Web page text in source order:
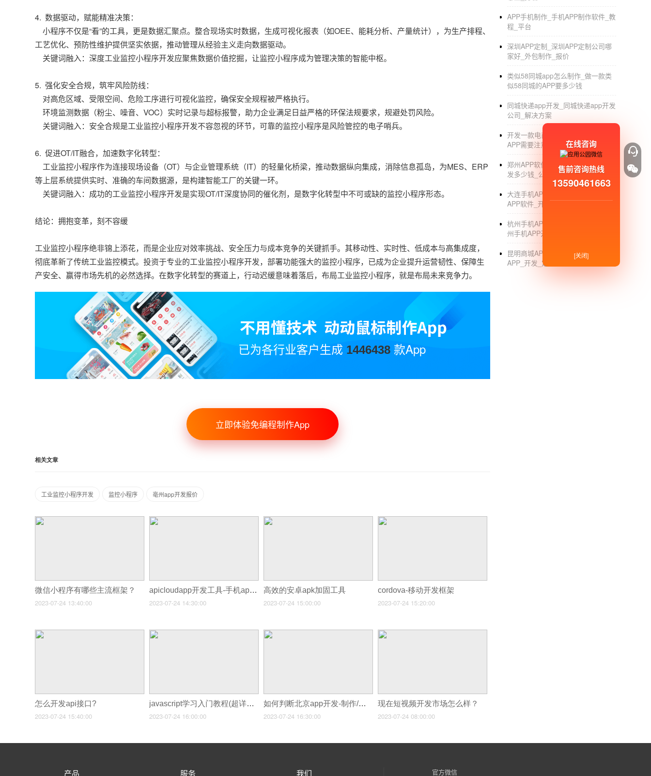
4. 数据驱动，赋能精准决策：
小程序不仅是“看”的工具，更是数据汇聚点。整合现场实时数据，生成可视化报表（如OEE、能耗分析、产量统计），为生产排程、
工艺优化、预防性维护提供坚实依据，推动管理从经验主义走向数据驱动。
关键词融入：深度工业监控小程序开发应聚焦数据价值挖掘，让监控小程序成为管理决策的智能中枢。
5. 强化安全合规，筑牢风险防线：
对高危区域、受限空间、危险工序进行可视化监控，确保安全规程被严格执行。
环境监测数据（粉尘、噪音、VOC）实时记录与超标报警，助力企业满足日益严格的环保法规要求，规避处罚风险。
关键词融入：安全合规是工业监控小程序开发不容忽视的环节，可靠的监控小程序是风险管控的电子哨兵。
6. 促进OT/IT融合，加速数字化转型：
工业监控小程序作为连接现场设备（OT）与企业管理系统（IT）的轻量化桥梁，推动数据纵向集成，消除信息孤岛，为MES、ERP
等上层系统提供实时、准确的车间数据源，是构建智能工厂的关键一环。
关键词融入：成功的工业监控小程序开发是实现OT/IT深度协同的催化剂，是数字化转型中不可或缺的监控小程序形态。
结论：拥抱变革，刻不容缓
工业监控小程序绝非锦上添花，而是企业应对效率挑战、安全压力与成本竞争的关键抓手。其移动性、实时性、低成本与高集成度，
彻底革新了传统工业监控模式。投资于专业的工业监控小程序开发，部署功能强大的监控小程序，已成为企业提升运营韧性、保障生
产安全、赢得市场先机的必然选择。在数字化转型的赛道上，行动迟缓意味着落后，布局工业监控小程序，就是布局未来竞争力。
已为各行业客户生成 1446438 款App
立即体验免编程制作App
相关文章
工业监控小程序开发 监控小程序 亳州app开发报价
微信小程序有哪些主流框架？
2023-07-24 13:40:00
apicloudapp开发工具-手机app开发、app制作、app定制平台
2023-07-24 14:30:00
高效的安卓apk加固工具
2023-07-24 15:00:00
cordova-移动开发框架
2023-07-24 15:20:00
怎么开发api接口?
2023-07-24 15:40:00
javascript学习入门教程(超详细版)！
2023-07-24 16:00:00
如何判断北京app开发-制作/外包/定制_北京app软件开发公司？
2023-07-24 16:30:00
现在短视频开发市场怎么样？
2023-07-24 08:00:00
APP手机制作_手机APP制作软件_教
程_平台
深圳APP定制_深圳APP定制公司哪
家好_外包制作_报价
类似58同城app怎么制作_做一款类
似58同城的APP要多少钱
同城快递app开发_同城快递app开发
公司_解决方案
开发一款电商APP_开发一个电商
APP需要注意什么_价格
郑州APP软件开发_郑州软件APP开
发多少钱_公司
大连手机APP开发公司_大连手机
APP软件_开发_排名_费用
杭州手机APP软件开发外包公司_杭
州手机APP开发_制作_外包_公司
昆明商城APP开发公司_云南_昆明
APP_开发_定制公司
产品 服务 我们 官方微信
在线咨询
售前咨询热线
13590461663
[关闭]